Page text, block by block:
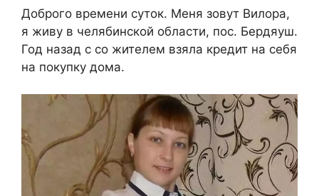
Доброго времени суток. Меня зовут Вилора,
я живу в челябинской области, пос. Бердяуш.
Год назад с со жителем взяла кредит на себя
на покупку дома.